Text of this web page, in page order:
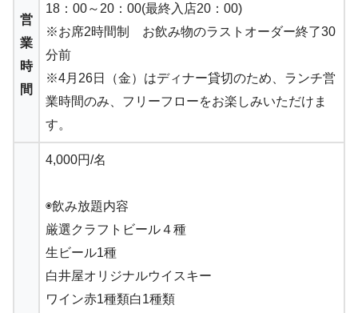
営
業
時
間
18：00～20：00(最終入店20：00)
※お席2時間制 お飲み物のラストオーダー終了30
分前
※4月26日（金）はディナー貸切のため、ランチ営
業時間のみ、フリーフローをお楽しみいただけま
す。
4,000円/名
◉飲み放題内容
厳選クラフトビール４種
生ビール1種
白井屋オリジナルウイスキー
ワイン赤1種類白1種類